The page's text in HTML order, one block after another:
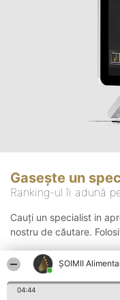
ŞOIMII
04:44
Gasește un
Ranking-ul îi adună
Cauți un specialist in
nostru de căutare.